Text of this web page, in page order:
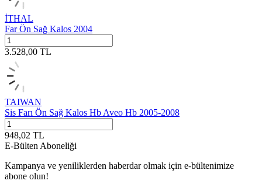
İTHAL
Far Ön Sağ Kalos 2004
3.528,00 TL
TAIWAN
Sis Farı Ön Sağ Kalos Hb Aveo Hb 2005-2008
948,02 TL
E-Bülten Aboneliği
Kampanya ve yeniliklerden haberdar olmak için e-bültenimize
abone olun!